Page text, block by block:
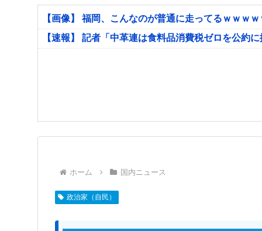
【画像】 福岡、こんなのが普通に走ってるｗｗｗ
【速報】 記者「中革連は食料品消費税ゼロを公約
ホーム 国内ニュース
政治家（自民）